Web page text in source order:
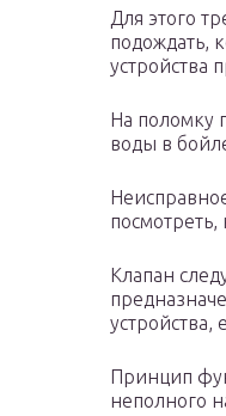
Для этого
подождать,
устройства
На поломку
воды в
Клапан
устройства,
Принцип
неполного